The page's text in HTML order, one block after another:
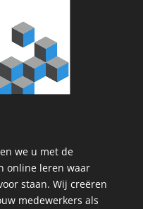
we u met de
online leren waar
staan. Wij creëren
medewerkers als